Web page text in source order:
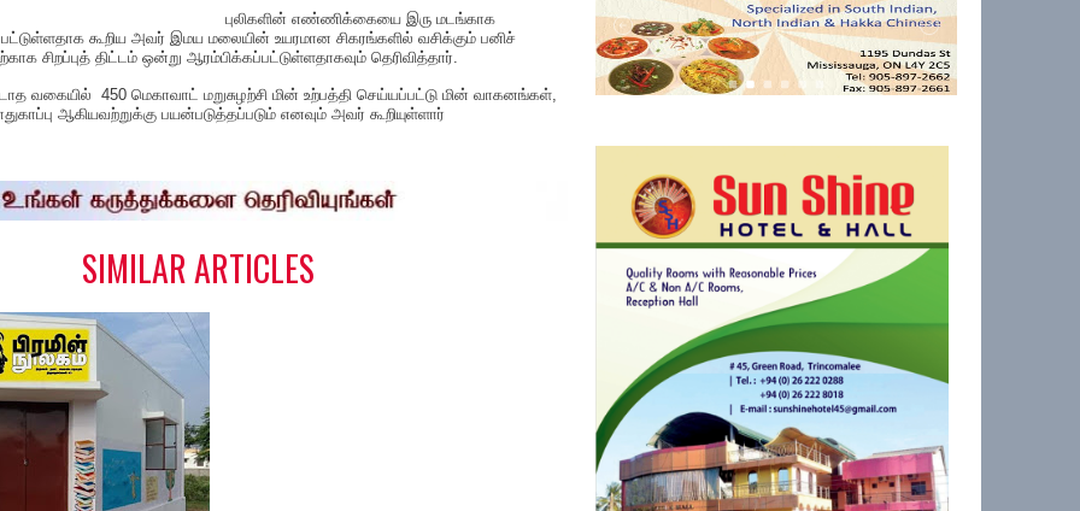
புலிகளின் எண்ணிக்கையை இரு மடங்காக
கூறிய அவர் இமய மலையின் உயரமான சிகரங்களில் வசிக்கும் பனிச்
சிறப்புத் திட்டம் ஒன்று ஆரம்பிக்கப்பட்டுள்ளதாகவும் தெரிவித்தார்.
வகையில் 450 மெகாவாட் மறுசுழற்சி மின் உற்பத்தி செய்யப்பட்டு மின் வாகனங்கள்,
ஆகியவற்றுக்கு பயன்படுத்தப்படும் எனவும் அவர் கூறியுள்ளார்
SIMILAR ARTICLES